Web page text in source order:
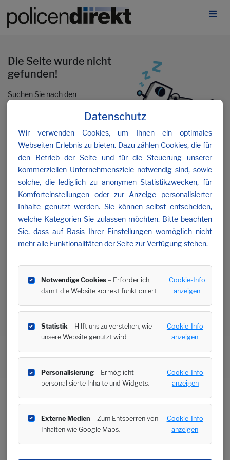
Die Seite wurde nicht
gefunden!
Suchen Sie nach den
Datenschutz
Wir verwenden Cookies, um Ihnen ein optimales
Webseiten-Erlebnis zu bieten. Dazu zählen Cookies, die für
den Betrieb der Seite und für die Steuerung unserer
kommerziellen Unternehmensziele notwendig sind, sowie
solche, die lediglich zu anonymen Statistikzwecken, für
Komforteinstellungen oder zur Anzeige personalisierter
Inhalte genutzt werden. Sie können selbst entscheiden,
welche Kategorien Sie zulassen möchten. Bitte beachten
Sie, dass auf Basis Ihrer Einstellungen womöglich nicht
mehr alle Funktionalitäten der Seite zur Verfügung stehen.
Notwendige Cookies– Erforderlich,
damit die Website korrekt funktioniert.
Cookie-Info
anzeigen
Statistik– Hilft uns zu verstehen, wie
unsere Website genutzt wird.
Cookie-Info
anzeigen
Personalisierung– Ermöglicht
personalisierte Inhalte und Widgets.
Cookie-Info
anzeigen
Externe Medien – Zum Entsperren von
Inhalten wie Google Maps.
Cookie-Info
anzeigen